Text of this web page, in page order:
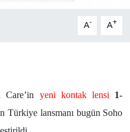
A- A+
yeni kontak lensi 1-
Türkiye lansmanı bugün Soho